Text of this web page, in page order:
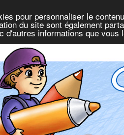
pour personnaliser le
du site sont également
d'autres informations que